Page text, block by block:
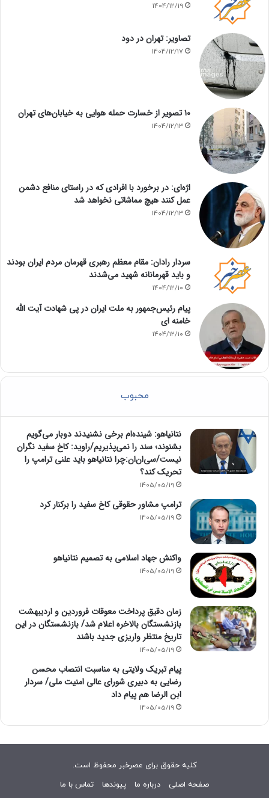
1404/12/19
تصاویر: تهران در دود
1404/12/17
۱۰ تصویر از خسارت حمله هوایی به خیابان‌های تهران
1404/12/13
اژه‌ای: در برخورد با افرادی که در راستای منافع دشمن
عمل کنند هیچ مماشاتی نخواهد شد
1404/12/13
سردار رادان: مقام معظم رهبری قهرمان مردم ایران بودند
و باید قهرمانانه شهید می‌شدند
1404/12/10
پیام رئیس‌جمهور به ملت ایران در پی شهادت آیت الله
خامنه ای
1404/12/10
محبوب
نتانیاهو: شینده‌ام برخی نشنیدند دوبار می‌گویم
بشنوند؛ سند را نمی‌پذیریم/راوید: کاخ سفید نگران
نیست/سی‌ان‌ان:چرا نتانیاهو باید علنی ترامپ را
تحریک کند؟
1405/05/19
ترامپ مشاور حقوقی کاخ سفید را برکنار کرد
1405/05/19
واکنش جهاد اسلامی به تصمیم نتانیاهو
1405/05/19
زمان دقیق پرداخت معوقات فروردین و اردیبهشت
بازنشستگان بالاخره اعلام شد/ بازنشستگان در این
تاریخ منتظر واریزی جدید باشند
1405/05/19
پیام تبریک ولایتی به مناسبت انتصاب محسن
رضایی به دبیری شورای عالی امنیت ملی/ سردار
ابن الرضا هم پیام داد
1405/05/19
کلیه حقوق برای عصرخبر محفوظ است.
صفحه اصلی
درباره ما پیوندها تماس با ما